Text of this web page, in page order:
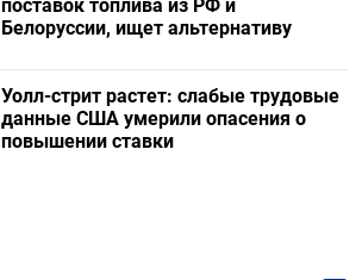
поставок топлива из РФ и
Белоруссии, ищет альтернативу
Уолл-стрит растет: слабые трудовые
данные США умерили опасения о
повышении ставки